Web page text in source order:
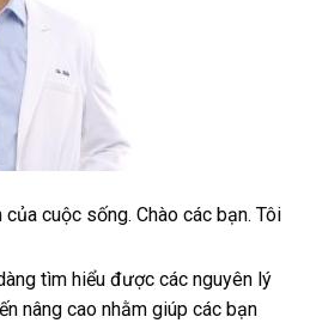
cuộc sống. Chào các bạn. Tôi
tìm hiểu được các nguyên lý
nâng cao nhằm giúp các bạn